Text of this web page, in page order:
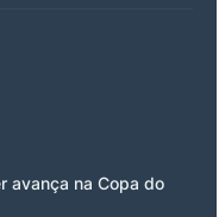
avança na Copa do